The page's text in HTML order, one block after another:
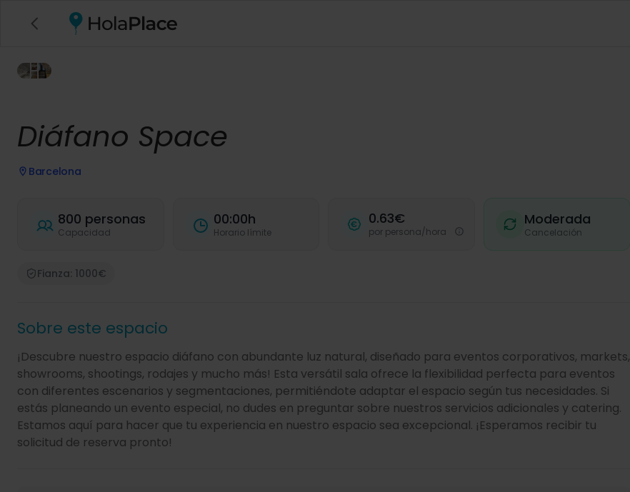
Diáfano Space
Barcelona
800 personas
Capacidad
00:00h
Horario límite
0.63€
por persona/hora
Moderada
Cancelación
Fianza: 1000€
Sobre este espacio
¡Descubre nuestro espacio diáfano con abundante luz natural, diseñado para eventos corporativos, markets,
showrooms, shootings, rodajes y mucho más! Esta versátil sala ofrece la flexibilidad perfecta para eventos
con diferentes escenarios y segmentaciones, permitiéndote adaptar el espacio según tus necesidades. Si
estás planeando un evento especial, no dudes en preguntar sobre nuestros servicios adicionales y catering.
Estamos aquí para hacer que tu experiencia en nuestro espacio sea excepcional. ¡Esperamos recibir tu
solicitud de reserva pronto!